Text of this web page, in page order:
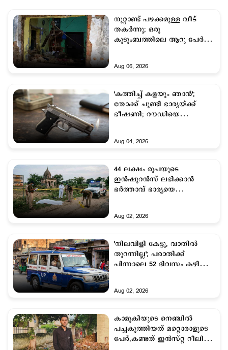
നൂറ്റാണ്ട് പഴക്കമുള്ള വീട്
തകര്‍ന്നു; ഒരു
കുടുംബത്തിലെ ആറു പേർ
Aug 06, 2026
'കത്തിച്ച് കളയും ഞാന്‍';
തോക്ക് ചൂണ്ടി ഭാര്യയ്ക്ക്
ഭീഷണി; റൗഡിയെ
Aug 04, 2026
44 ലക്ഷം രൂപയുടെ
ഇന്‍ഷുറന്‍സ് ലഭിക്കാന്‍
ഭര്‍ത്താവ് ഭാര്യയെ
Aug 02, 2026
'നിലവിളി കേട്ടു, വാതിൽ
തുറന്നില്ല'; പരാതിക്ക്
പിന്നാലെ 52 ദിവസം കഴിഞ്ഞ്
Aug 02, 2026
കാമുകിയുടെ നെഞ്ചില്‍
പച്ചകുത്തിയത് മറ്റൊരാളുടെ
പേര്,കണ്ടത് ഇന്‍സ്റ്റ റീലില്‍;